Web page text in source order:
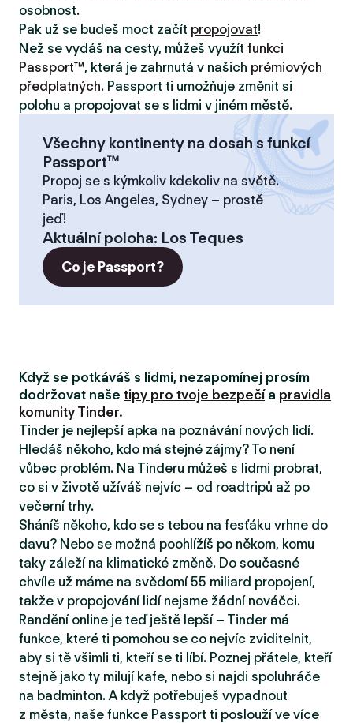
osobnost.
Pak už se budeš moct začít propojovat!
Než se vydáš na cesty, můžeš využít funkci
Passport™, která je zahrnutá v našich prémiových
předplatných. Passport ti umožňuje změnit si
polohu a propojovat se s lidmi v jiném městě.
Všechny kontinenty na dosah s funkcí
Passport™
Propoj se s kýmkoliv kdekoliv na světě.
Paris, Los Angeles, Sydney – prostě
jeď!
Aktuální poloha: Los Teques
Co je Passport?
Když se potkáváš s lidmi, nezapomínej prosím
dodržovat naše tipy pro tvoje bezpečía pravidla
komunity Tinder.
Tinder je nejlepší apka na poznávání nových lidí.
Hledáš někoho, kdo má stejné zájmy? To není
vůbec problém. Na Tinderu můžeš s lidmi probrat,
co si v životě užíváš nejvíc – od roadtripů až po
večerní trhy.
Sháníš někoho, kdo se s tebou na fesťáku vrhne do
davu? Nebo se možná poohlížíš po někom, komu
taky záleží na klimatické změně. Do současné
chvíle už máme na svědomí 55 miliard propojení,
takže v propojování lidí nejsme žádní nováčci.
Randění online je teď ještě lepší – Tinder má
funkce, které ti pomohou se co nejvíc zviditelnit,
aby si tě všimli ti, kteří se ti líbí. Poznej přátele, kteří
stejně jako ty milují kafe, nebo si najdi spoluhráče
na badminton. A když potřebuješ vypadnout
z města, naše funkce Passport ti poslouží ve více